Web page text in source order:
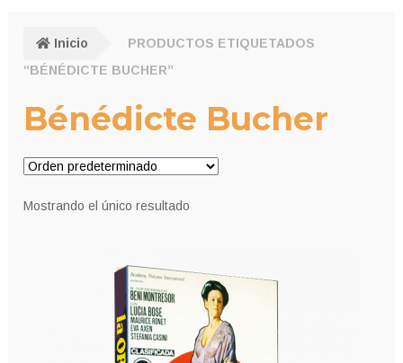
Inicio
PRODUCTOS ETIQUETADOS
“BÉNÉDICTE BUCHER”
Bénédicte Bucher
Mostrando el único resultado